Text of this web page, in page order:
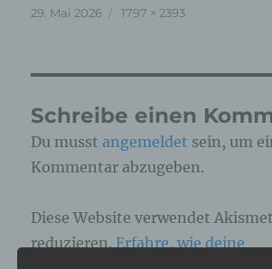
Veröffentlicht
29. Mai 2026 Originalgröße
1797 × 2393
Schreibe einen
Du musst angemeldet sein, um
Kommentar abzugeben.
Diese Website verwendet
reduzieren.Erfahre, wie deine